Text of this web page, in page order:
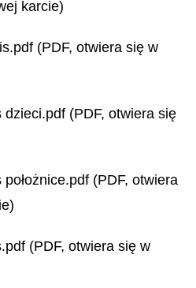
karcie)
(PDF, otwiera się w
dzieci.pdf (PDF, otwiera się
położnice.pdf (PDF, otwiera
(PDF, otwiera się w